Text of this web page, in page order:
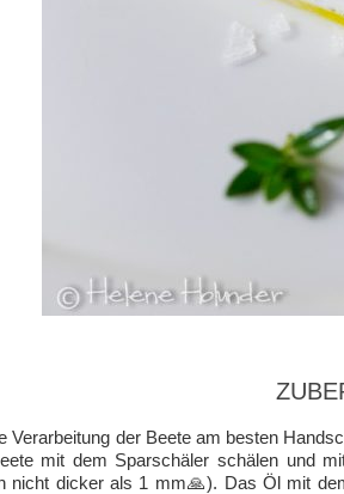
Verarbeitung der Beete am besten
mit dem Sparschäler schälen und
nicht dicker als 1 mm🙏). Das Öl mit